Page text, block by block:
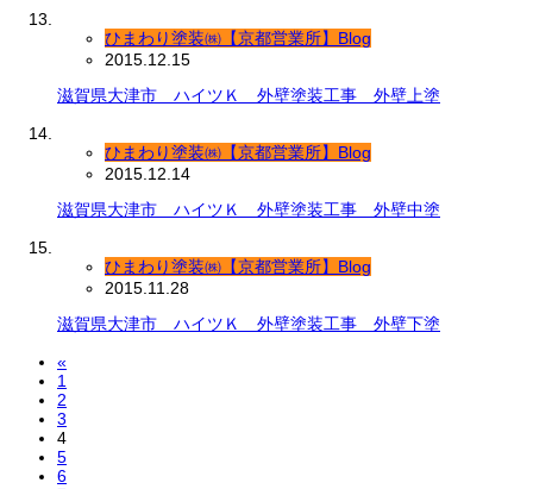
ひまわり塗装㈱【京都営業所】Blog
2015.12.15
滋賀県大津市 ハイツＫ 外壁塗装工事 外壁上塗
ひまわり塗装㈱【京都営業所】Blog
2015.12.14
滋賀県大津市 ハイツＫ 外壁塗装工事 外壁中塗
ひまわり塗装㈱【京都営業所】Blog
2015.11.28
滋賀県大津市 ハイツＫ 外壁塗装工事 外壁下塗
«
1
2
3
4
5
6